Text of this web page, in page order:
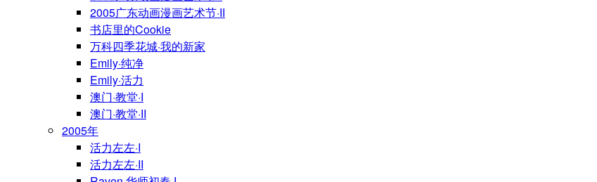
2005广东动画漫画艺术节·II
书店里的Cookie
万科四季花城·我的新家
Emily·纯净
Emily·活力
澳门·教堂·I
澳门·教堂·II
2005年
活力左左·I
活力左左·II